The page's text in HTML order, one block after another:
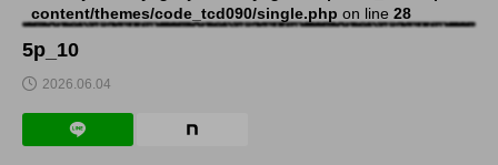
content/themes/code_tcd090/single.php on line 28
5p_10
2026.06.04